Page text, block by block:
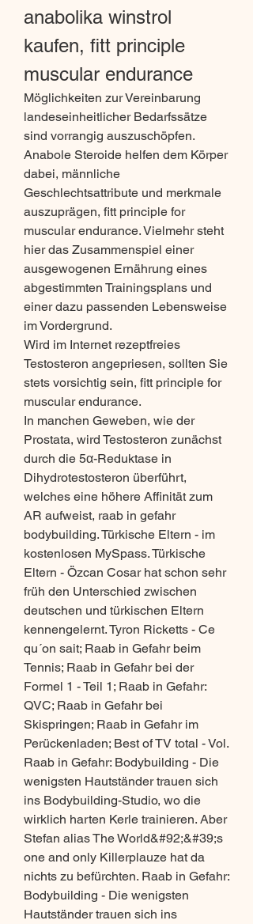
anabolika winstrol
kaufen, fitt principle
muscular endurance
Möglichkeiten zur Vereinbarung
landeseinheitlicher Bedarfssätze
sind vorrangig auszuschöpfen.
Anabole Steroide helfen dem Körper
dabei, männliche
Geschlechtsattribute und merkmale
auszuprägen, fitt principle for
muscular endurance. Vielmehr steht
hier das Zusammenspiel einer
ausgewogenen Ernährung eines
abgestimmten Trainingsplans und
einer dazu passenden Lebensweise
im Vordergrund.
Wird im Internet rezeptfreies
Testosteron angepriesen, sollten Sie
stets vorsichtig sein, fitt principle for
muscular endurance.
In manchen Geweben, wie der
Prostata, wird Testosteron zunächst
durch die 5α-Reduktase in
Dihydrotestosteron überführt,
welches eine höhere Affinität zum
AR aufweist, raab in gefahr
bodybuilding. Türkische Eltern - im
kostenlosen MySpass. Türkische
Eltern - Özcan Cosar hat schon sehr
früh den Unterschied zwischen
deutschen und türkischen Eltern
kennengelernt. Tyron Ricketts - Ce
qu´on sait; Raab in Gefahr beim
Tennis; Raab in Gefahr bei der
Formel 1 - Teil 1; Raab in Gefahr:
QVC; Raab in Gefahr bei
Skispringen; Raab in Gefahr im
Perückenladen; Best of TV total - Vol.
Raab in Gefahr: Bodybuilding - Die
wenigsten Hautständer trauen sich
ins Bodybuilding-Studio, wo die
wirklich harten Kerle trainieren. Aber
Stefan alias The World&#92;&#39;s
one and only Killerplauze hat da
nichts zu befürchten. Raab in Gefahr:
Bodybuilding - Die wenigsten
Hautständer trauen sich ins